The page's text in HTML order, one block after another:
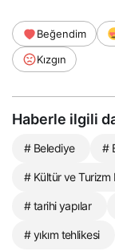
Beğendim
Kızgın
Haberle ilgili
# Belediye #
# Kültür ve Turizm
# tarihi yapılar
# yıkım tehlikesi